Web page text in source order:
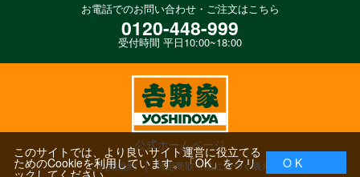
お電話でのお問い合わせ・ご注文はこちら
0120-448-999
受付時間 平日10:00~18:00
公式ホームページ
ご利用規約 特定商取引法に基づく表示
このサイトでは、より良いサイト運営に役立てる
ためのCookieを利用しています。「OK」をクリ
ックしてください。
O K